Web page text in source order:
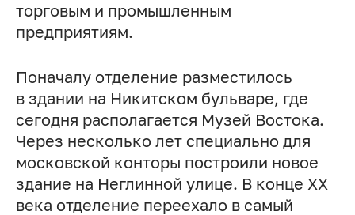
торговым и промышленным
предприятиям.
Поначалу отделение разместилось
в здании на Никитском бульваре, где
сегодня располагается Музей Востока.
Через несколько лет специально для
московской конторы построили новое
здание на Неглинной улице. В конце XX
века отделение переехало в самый